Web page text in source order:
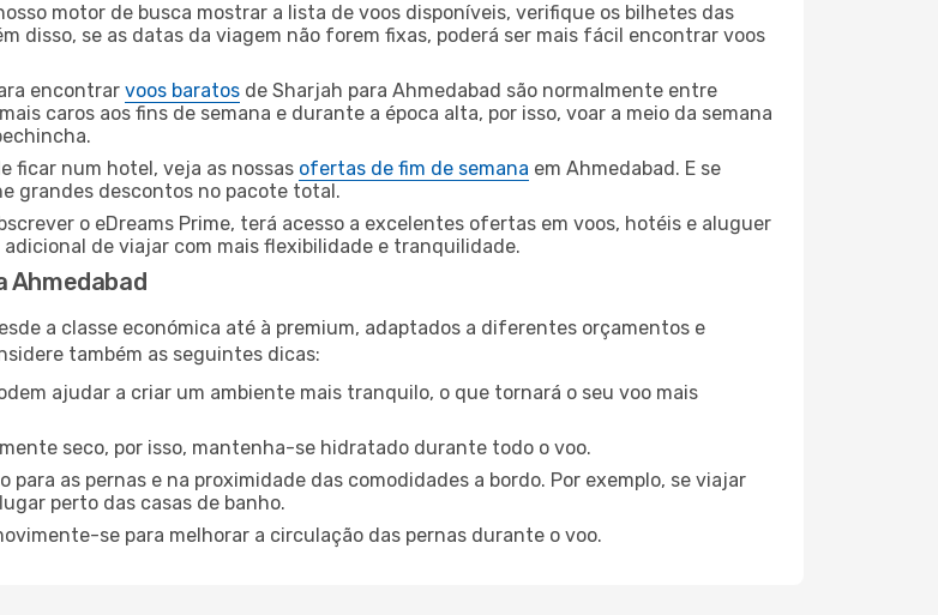
motor de busca mostrar a lista de voos disponíveis, verifique os bilhetes das
disso, se as datas da viagem não forem fixas, poderá ser mais fácil encontrar voos
encontrar voos baratos de Sharjah para Ahmedabad são normalmente entre
caros aos fins de semana e durante a época alta, por isso, voar a meio da semana
ficar num hotel, veja as nossas ofertas de fim de semana em Ahmedabad. E se
grandes descontos no pacote total.
o eDreams Prime, terá acesso a excelentes ofertas em voos, hotéis e aluguer
de viajar com mais flexibilidade e tranquilidade.
Ahmedabad
a classe económica até à premium, adaptados a diferentes orçamentos e
também as seguintes dicas:
ajudar a criar um ambiente mais tranquilo, o que tornará o seu voo mais
seco, por isso, mantenha-se hidratado durante todo o voo.
para as pernas e na proximidade das comodidades a bordo. Por exemplo, se viajar
perto das casas de banho.
se para melhorar a circulação das pernas durante o voo.